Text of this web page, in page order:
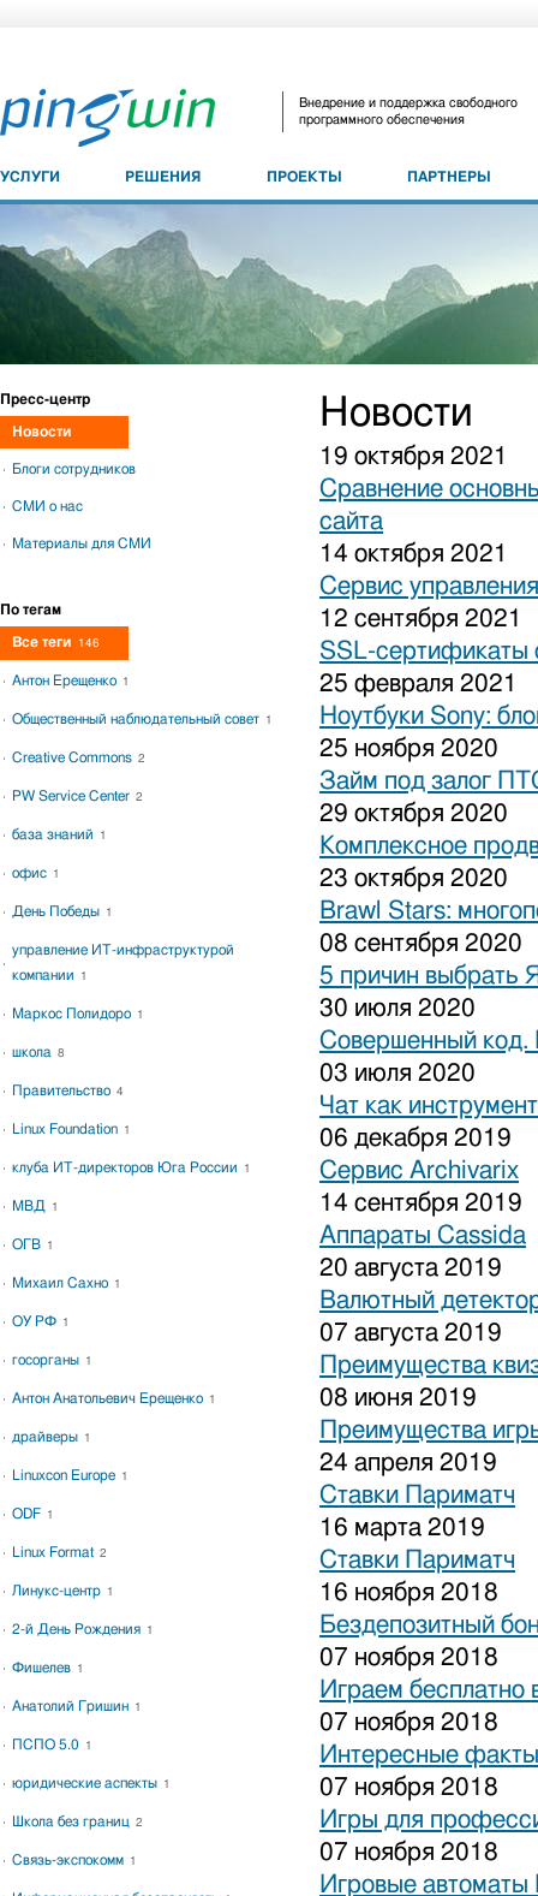
Внедрение и поддержка свободного
программного обеспечения
УСЛУГИ РЕШЕНИЯ ПРОЕКТЫ ПАРТНЕРЫ
Новости
19 октября 2021
Сравнение
сайта
14 октября 2021
Сервис
12 сентября 2021
SSL-сертификаты
25 февраля 2021
Ноутбуки Sony:
25 ноября 2020
Займ под залог
29 октября 2020
Комплексное
23 октября 2020
Brawl Stars:
08 сентября 2020
5 причин выбрать
30 июля 2020
Совершенный код.
03 июля 2020
Чат как
06 декабря 2019
Сервис Archivarix
14 сентября 2019
Аппараты Cassida
20 августа 2019
Валютный
07 августа 2019
Преимущества
08 июня 2019
Преимущества
24 апреля 2019
Ставки Париматч
16 марта 2019
Ставки Париматч
16 ноября 2018
Бездепозитный
07 ноября 2018
Играем бесплатно
07 ноября 2018
Интересные
07 ноября 2018
Игры для
07 ноября 2018
Игровые автоматы
Пресс-центр
Новости
Блоги сотрудников
СМИ о нас
Материалы для СМИ
По тегам
Все теги 146
Антон Ерещенко 1
Общественный наблюдательный совет 1
Creative Commons 2
PW Service Center 2
база знаний 1
офис 1
День Победы 1
управление ИТ-инфраструктурой
компании
1
Маркос Полидоро 1
школа 8
Правительство 4
Linux Foundation 1
клуба ИТ-директоров Юга России 1
МВД 1
ОГВ 1
Михаил Сахно 1
ОУ РФ 1
госорганы 1
Антон Анатольевич Ерещенко 1
драйверы 1
Linuxcon Europe 1
ODF 1
Linux Format 2
Линукс-центр 1
2-й День Рождения 1
Фишелев 1
Анатолий Гришин 1
ПСПО 5.0 1
юридические аспекты 1
Школа без границ 2
Связь-экспокомм 1